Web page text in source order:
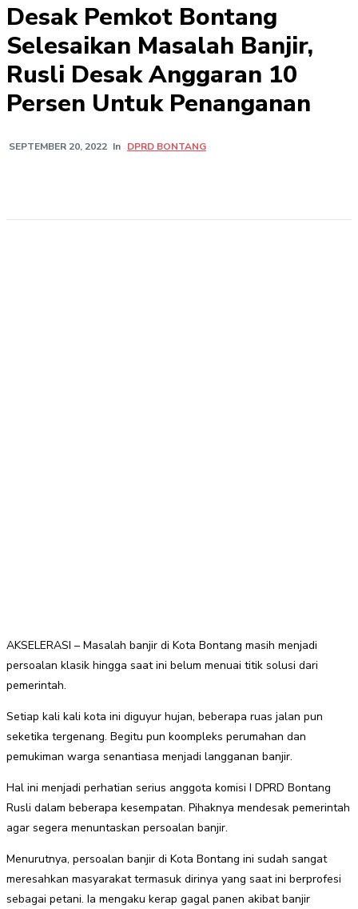
Desak Pemkot Bontang
Selesaikan Masalah Banjir,
Rusli Desak Anggaran 10
Persen Untuk Penanganan
SEPTEMBER 20, 2022 In DPRD BONTANG
AKSELERASI – Masalah banjir di Kota Bontang masih menjadi
persoalan klasik hingga saat ini belum menuai titik solusi dari
pemerintah.
Setiap kali kali kota ini diguyur hujan, beberapa ruas jalan pun
seketika tergenang. Begitu pun koompleks perumahan dan
pemukiman warga senantiasa menjadi langganan banjir.
Hal ini menjadi perhatian serius anggota komisi I DPRD Bontang
Rusli dalam beberapa kesempatan. Pihaknya mendesak pemerintah
agar segera menuntaskan persoalan banjir.
Menurutnya, persoalan banjir di Kota Bontang ini sudah sangat
meresahkan masyarakat termasuk dirinya yang saat ini berprofesi
sebagai petani. Ia mengaku kerap gagal panen akibat banjir